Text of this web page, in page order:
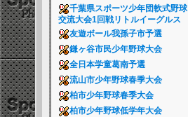
千葉県スポーツ少年団軟式野球
交流大会1回戦リトルイーグルス
友遊ボール我孫子市予選
鎌ヶ谷市民少年野球大会
全日本学童葛南予選
流山市少年野球春季大会
柏市少年野球春季大会
柏市少年野球低学年大会